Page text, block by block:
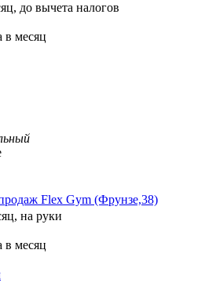
до вычета налогов
в месяц
Flex Gym (Фрунзе,38)
на руки
в месяц